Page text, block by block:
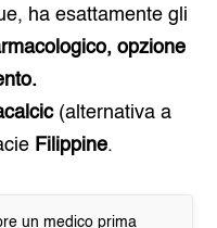
ha esattamente gli
opzione
(alternativa a
Filippine.
un medico prima